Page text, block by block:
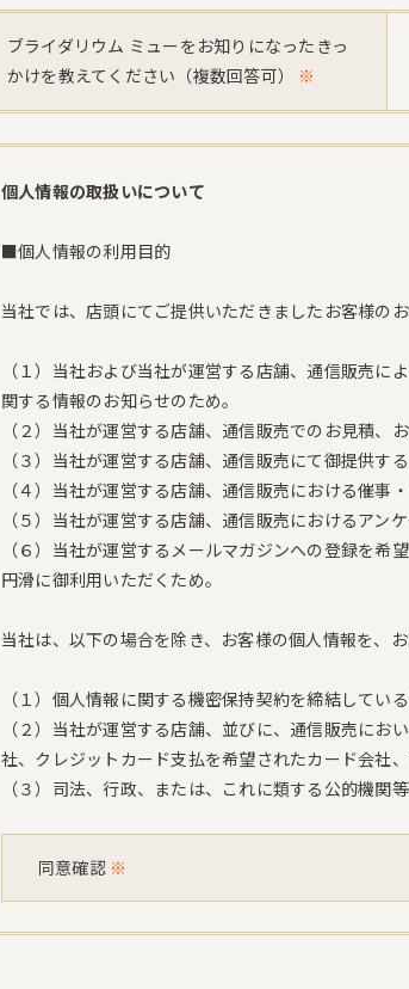
ブライダリウム ミューをお知りになったきっ
かけを教えてください（複数回答可）
※
個人情報の取扱いについて
■個人情報の利用目的
当社では、店頭にてご提供いただきましたお客様の
（１）当社および当社が運営する店舗、通信販売
関する情報のお知らせのため。
（２）当社が運営する店舗、通信販売でのお見積、
（３）当社が運営する店舗、通信販売にて御提供
（４）当社が運営する店舗、通信販売における催事
（５）当社が運営する店舗、通信販売におけるアン
（６）当社が運営するメールマガジンへの登録を
円滑に御利用いただくため。
当社は、以下の場合を除き、お客様の個人情報を、
（１）個人情報に関する機密保持契約を締結してい
（２）当社が運営する店舗、並びに、通信販売に
社、クレジットカード支払を希望されたカード会社
（３）司法、行政、または、これに類する公的機関
同意確認 ※